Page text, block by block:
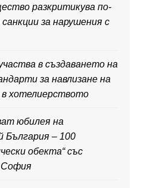
разкритикува по-
за нарушения с
в създаването на
за навлизане на
хотелиерството
юбилея на
България – 100
обекта“ със
София